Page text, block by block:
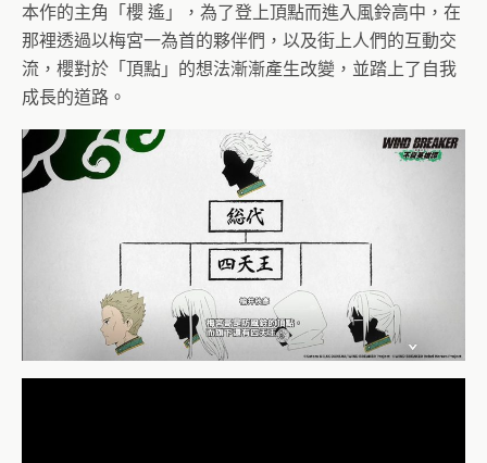
本作的主角「櫻 遙」，為了登上頂點而進入風鈴高中，在
那裡透過以梅宮一為首的夥伴們，以及街上人們的互動交
流，櫻對於「頂點」的想法漸漸產生改變，並踏上了自我
成長的道路。